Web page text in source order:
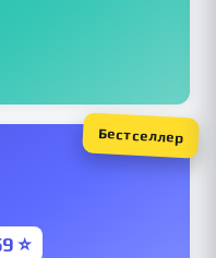
⭐
Бестселлер